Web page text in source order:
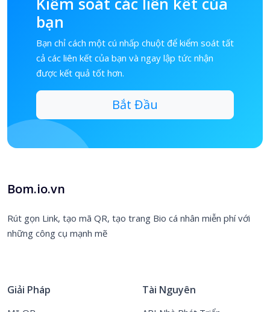
bạn
Bạn chỉ cách một cú nhấp chuột để kiểm soát tất
cả các liên kết của bạn và ngay lập tức nhận
được kết quả tốt hơn.
Bắt Đầu
Bom.io.vn
Rút gọn Link, tạo mã QR, tạo trang Bio cá nhân miễn phí với
những công cụ mạnh mẽ
Giải Pháp Tài Nguyên